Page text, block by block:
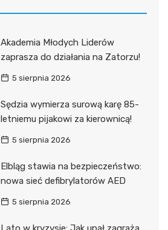
Akademia Młodych Liderów
zaprasza do działania na Zatorzu!
5 sierpnia 2026
Sędzia wymierza surową karę 85-
letniemu pijakowi za kierownicą!
5 sierpnia 2026
Elbląg stawia na bezpieczeństwo:
nowa sieć defibrylatorów AED
5 sierpnia 2026